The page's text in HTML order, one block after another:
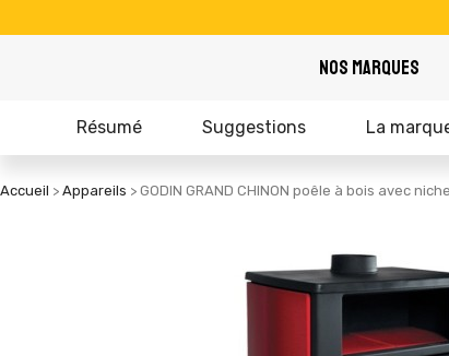
NOS MARQUES
Accueil Appareils GODIN GRAND CHINON poêle à bois avec
Résumé Suggestions La